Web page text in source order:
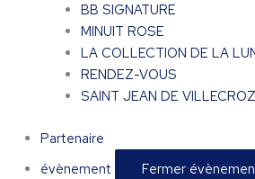
BB SIGNATURE
MINUIT ROSE
LA COLLECTION DE LA
RENDEZ-VOUS
SAINT JEAN DE
Partenaire
évènement
Fermer